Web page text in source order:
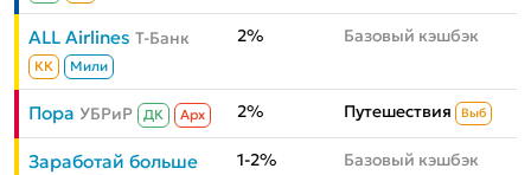
ALL Airlines Т-Банк
КК Мили
2% Базовый кэшбэк
Пора УБРиР ДК Aрх 2% Путешествия Выб
Заработай больше 1-2% Базовый кэшбэк